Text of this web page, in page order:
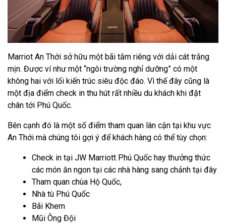
Marriot An Thới sở hữu một bãi tắm riêng với dải cát trắng
mịn. Được ví như một “ngôi trường nghỉ dưỡng” có một
không hai với lối kiến trúc siêu độc đáo. Vì thế đây cũng là
một địa điểm check in thu hút rất nhiều du khách khi đặt
chân tới Phú Quốc.
Bên cạnh đó là một số điểm tham quan lân cận tại khu vực
An Thới mà chúng tôi gợi ý để khách hàng có thể tùy chọn:
Check in tại JW Marriott Phú Quốc hay thưởng thức
các món ăn ngon tại các nhà hàng sang chảnh tại đây
Tham quan chùa Hộ Quốc,
Nhà tù Phú Quốc
Bãi Khem
Mũi Ông Đội